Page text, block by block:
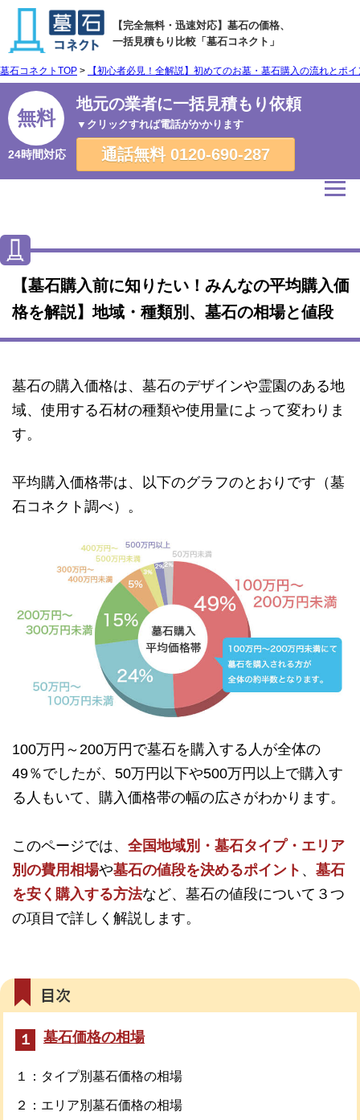
【完全無料・迅速対応】墓石の価格、
一括見積もり比較「墓石コネクト」
墓石コネクトTOP > 【初心者必見！全解説】初めてのお墓・墓石購入の流れとポ
無料
24時間対応
地元の業者に一括見積もり依頼
▼クリックすれば電話がかかります
通話無料 0120-690-287
【墓石購入前に知りたい！みんなの平均購入価
格を解説】地域・種類別、墓石の相場と値段
墓石の購入価格は、墓石のデザインや霊園のある地
域、使用する石材の種類や使用量によって変わりま
す。
平均購入価格帯は、以下のグラフのとおりです（墓
石コネクト調べ）。
100万円～200万円で墓石を購入する人が全体の
49％でしたが、50万円以下や500万円以上で購入す
る人もいて、購入価格帯の幅の広さがわかります。
このページでは、 全国地域別・墓石タイプ・エリア
別の費用相場や墓石の値段を決めるポイント 、 墓石
を安く購入する方法など、墓石の値段について３つ
の項目で詳しく解説します。
１ 墓石価格の相場
１：タイプ別墓石価格の相場
２：エリア別墓石価格の相場